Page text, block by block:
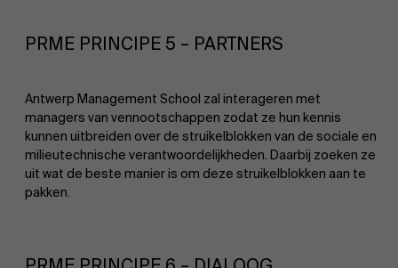
Partners
Evenementen
PRME PRINCIPE 5 – PARTNERS
Antwerp Management School zal interageren met
managers van vennootschappen zodat ze hun kennis
kunnen uitbreiden over de struikelblokken van de sociale en
milieutechnische verantwoordelijkheden. Daarbij zoeken ze
uit wat de beste manier is om deze struikelblokken aan te
pakken.